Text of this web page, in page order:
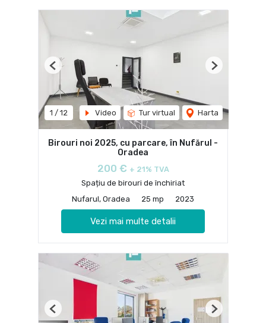
1 / 12 Video Tur virtual Harta
Previous Next
Birouri noi 2025, cu parcare, în Nufărul -
Oradea
200 € + 21% TVA
Spațiu de birouri de închiriat
Nufarul, Oradea
25 mp 2023
Vezi mai multe detalii
Previous Next